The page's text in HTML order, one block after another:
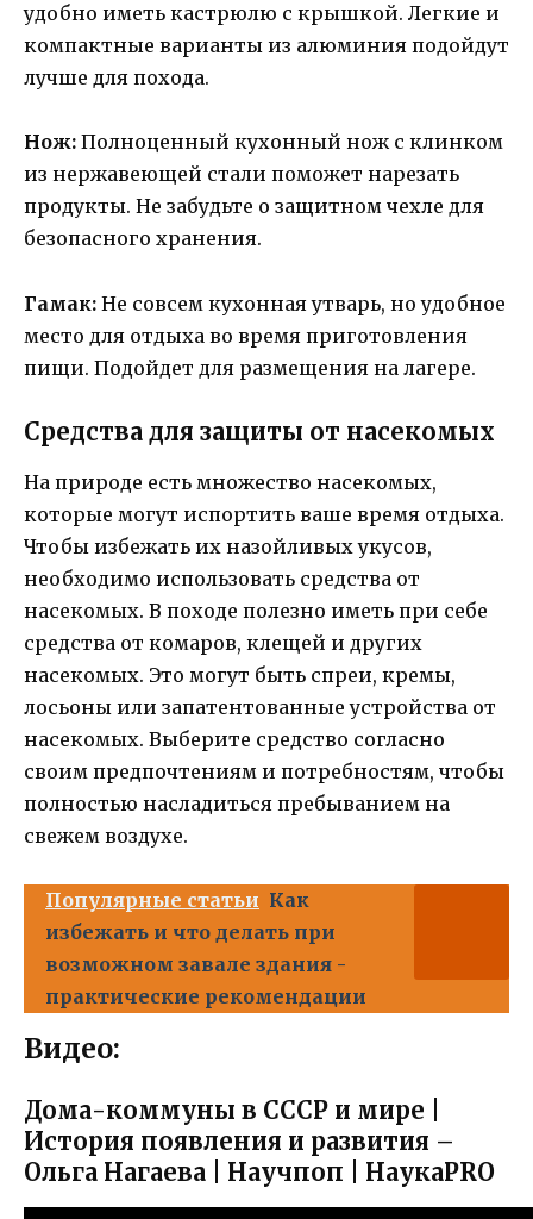
удобно иметь кастрюлю с крышкой. Легкие и
компактные варианты из алюминия подойдут
лучше для похода.
Нож: Полноценный кухонный нож с клинком
из нержавеющей стали поможет нарезать
продукты. Не забудьте о защитном чехле для
безопасного хранения.
Гамак: Не совсем кухонная утварь, но удобное
место для отдыха во время приготовления
пищи. Подойдет для размещения на лагере.
Средства для защиты от насекомых
На природе есть множество насекомых,
которые могут испортить ваше время отдыха.
Чтобы избежать их назойливых укусов,
необходимо использовать средства от
насекомых. В походе полезно иметь при себе
средства от комаров, клещей и других
насекомых. Это могут быть спреи, кремы,
лосьоны или запатентованные устройства от
насекомых. Выберите средство согласно
своим предпочтениям и потребностям, чтобы
полностью насладиться пребыванием на
свежем воздухе.
Популярные статьи Как
избежать и что делать при
возможном завале здания -
практические рекомендации
Видео:
Дома-коммуны в СССР и мире |
История появления и развития –
Ольга Нагаева | Научпоп | НаукаPRO